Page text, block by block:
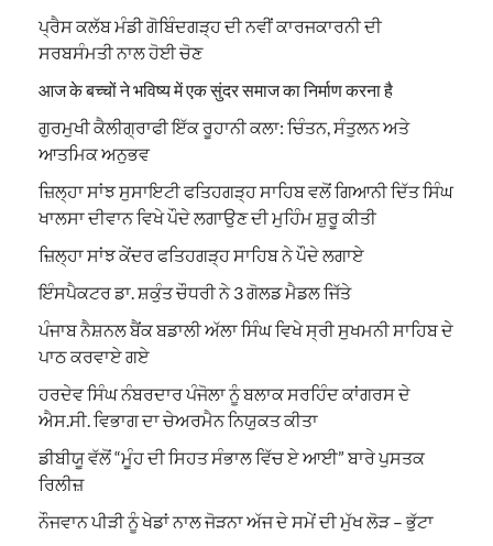
ਪ੍ਰੈਸ ਕਲੱਬ ਮੰਡੀ ਗੋਬਿੰਦਗੜ੍ਹ ਦੀ ਨਵੀਂ ਕਾਰਜਕਾਰਨੀ ਦੀ
ਸਰਬਸੰਮਤੀ ਨਾਲ ਹੋਈ ਚੋਣ
आज के बच्चों ने भविष्य में एक सुंदर समाज का निर्माण करना है
ਗੁਰਮੁਖੀ ਕੈਲੀਗ੍ਰਾਫੀ ਇੱਕ ਰੂਹਾਨੀ ਕਲਾ: ਚਿੰਤਨ, ਸੰਤੁਲਨ ਅਤੇ
ਆਤਮਿਕ ਅਨੁਭਵ
ਜ਼ਿਲ੍ਹਾ ਸਾਂਝ ਸੁਸਾਇਟੀ ਫਤਿਹਗੜ੍ਹ ਸਾਹਿਬ ਵਲੋਂ ਗਿਆਨੀ ਦਿੱਤ ਸਿੰਘ
ਖਾਲਸਾ ਦੀਵਾਨ ਵਿਖੇ ਪੌਦੇ ਲਗਾਉਣ ਦੀ ਮੁਹਿੰਮ ਸ਼ੁਰੂ ਕੀਤੀ
ਜ਼ਿਲ੍ਹਾ ਸਾਂਝ ਕੇਂਦਰ ਫਤਿਹਗੜ੍ਹ ਸਾਹਿਬ ਨੇ ਪੌਦੇ ਲਗਾਏ
ਇੰਸਪੈਕਟਰ ਡਾ. ਸ਼ਕੁੰਤ ਚੌਧਰੀ ਨੇ 3 ਗੋਲਡ ਮੈਡਲ ਜਿੱਤੇ
ਪੰਜਾਬ ਨੈਸ਼ਨਲ ਬੈਂਕ ਬਡਾਲੀ ਅੱਲਾ ਸਿੰਘ ਵਿਖੇ ਸ੍ਰੀ ਸੁਖਮਨੀ ਸਾਹਿਬ ਦੇ
ਪਾਠ ਕਰਵਾਏ ਗਏ
ਹਰਦੇਵ ਸਿੰਘ ਨੰਬਰਦਾਰ ਪੰਜੋਲਾ ਨੂੰ ਬਲਾਕ ਸਰਹਿੰਦ ਕਾਂਗਰਸ ਦੇ
ਐਸ.ਸੀ. ਵਿਭਾਗ ਦਾ ਚੇਅਰਮੈਨ ਨਿਯੁਕਤ ਕੀਤਾ
ਡੀਬੀਯੂ ਵੱਲੋਂ “ਮੂੰਹ ਦੀ ਸਿਹਤ ਸੰਭਾਲ ਵਿੱਚ ਏ ਆਈ” ਬਾਰੇ ਪੁਸਤਕ
ਰਿਲੀਜ਼
ਨੌਜਵਾਨ ਪੀੜੀ ਨੂੰ ਖੇਡਾਂ ਨਾਲ ਜੋੜਨਾ ਅੱਜ ਦੇ ਸਮੇਂ ਦੀ ਮੁੱਖ ਲੋੜ – ਭੁੱਟਾ